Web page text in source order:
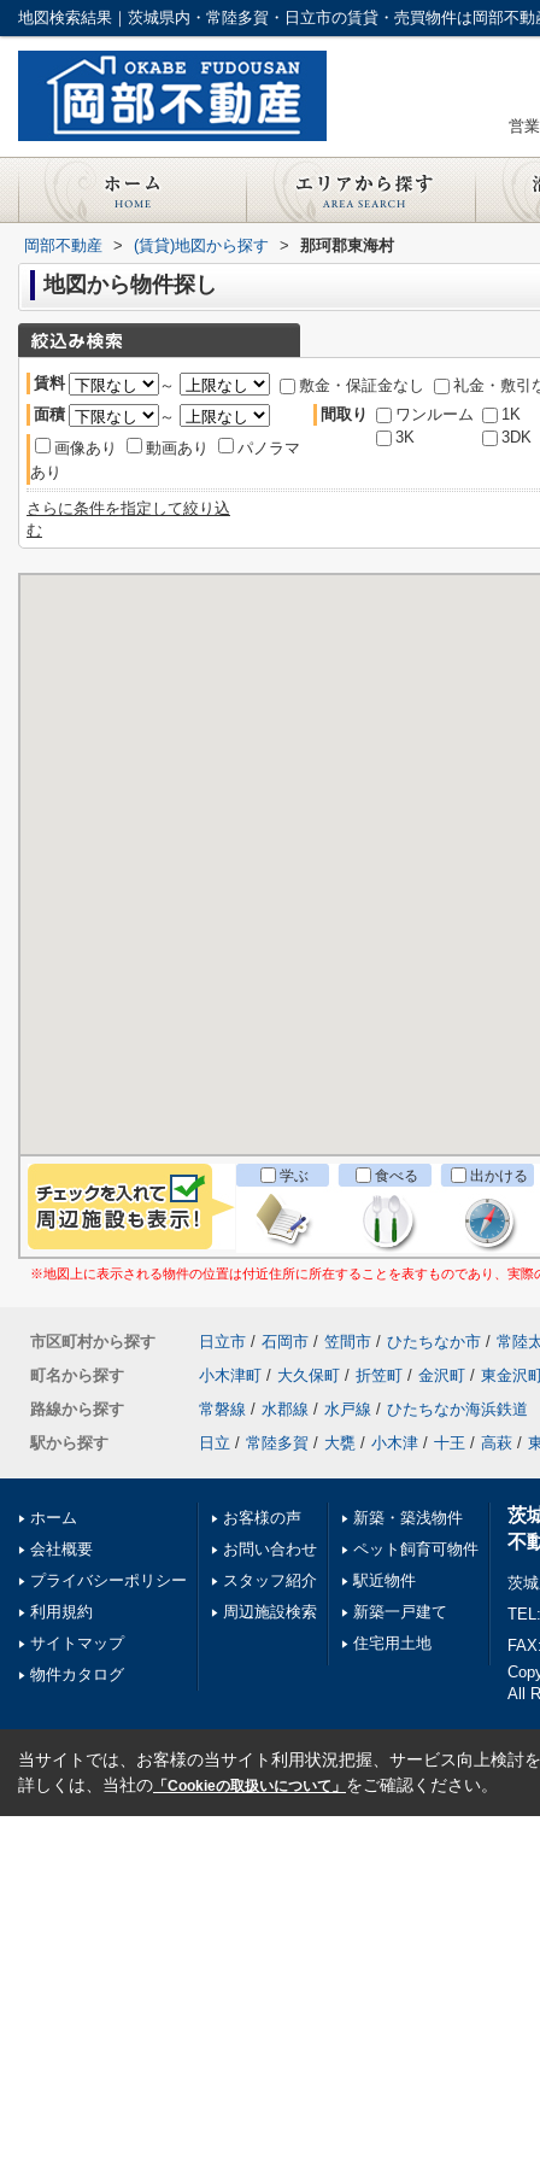
地図検索結果｜茨城県内・常陸多賀・日立市の賃貸・売買物件は岡部不
営
岡部不動産 > (賃貸)地図から探す > 那珂郡東海村
地図から物件探し
賃料 ～ 敷金・保証金なし
礼金・敷引
面積
～
画像あり
動画あり
パノラマ
あり
間取り ワンルーム
1K
3K
3DK
さらに条件を指定して絞り込
む
学ぶ 食べる 出かける
※地図上に表示される物件の位置は付近住所に所在することを表すものであり、実
市区町村から探す 日立市 / 石岡市 / 笠間市 / ひたちなか市 / 常陸
町名から探す
小木津町 / 大久保町 / 折笠町 / 金沢町 / 東金沢
路線から探す
常磐線 / 水郡線 / 水戸線 / ひたちなか海浜鉄道
駅から探す
日立 / 常陸多賀 / 大甕 / 小木津 / 十王 / 高萩 /
ホーム
会社概要
プライバシーポリシー
利用規約
サイトマップ
物件カタログ
お客様の声
お問い合わせ
スタッフ紹介
周辺施設検索
新築・築浅物件
ペット飼育可物件
駅近物件
新築一戸建て
住宅用土地
茨
不
茨
All
当サイトでは、お客様の当サイト利用状況把握、サービス向上検討
詳しくは、当社の 「Cookieの取扱いについて」 をご確認ください。